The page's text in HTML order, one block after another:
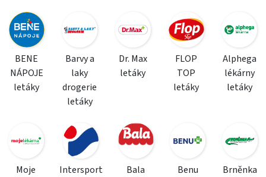
BENE
NÁPOJE
letáky
Barvy a
laky
drogerie
letáky
Dr. Max
letáky
FLOP
TOP
letáky
Alphega
lékárny
letáky
Moje
Intersport
Bala
Benu
Brněnka